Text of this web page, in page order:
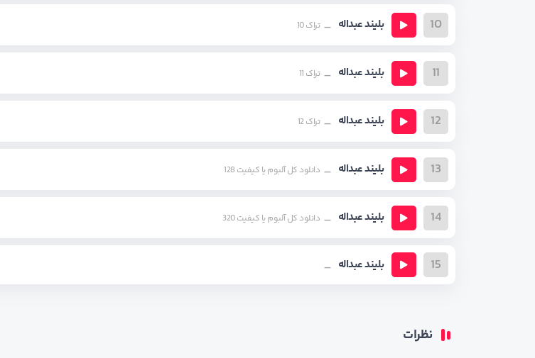
10 بلیند عبداله تراک 10
11 بلیند عبداله تراک 11
12 بلیند عبداله تراک 12
13 بلیند عبداله دانلود کل آلبوم یا کیفیت 128
14 بلیند عبداله دانلود کل آلبوم یا کیفیت 320
15 بلیند عبداله
نظرات